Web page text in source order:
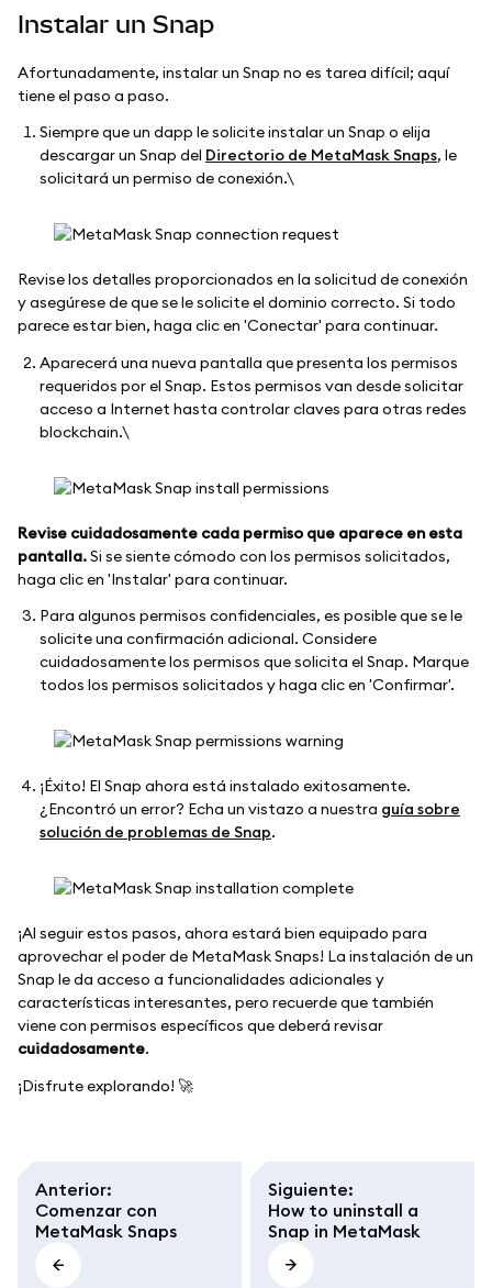
Instalar un Snap
Afortunadamente, instalar un Snap no es tarea difícil; aquí
tiene el paso a paso.
Siempre que un dapp le solicite instalar un Snap o elija
descargar un Snap del Directorio de MetaMask Snaps, le
solicitará un permiso de conexión.\
Revise los detalles proporcionados en la solicitud de conexión
y asegúrese de que se le solicite el dominio correcto. Si todo
parece estar bien, haga clic en 'Conectar' para continuar.
Aparecerá una nueva pantalla que presenta los permisos
requeridos por el Snap. Estos permisos van desde solicitar
acceso a Internet hasta controlar claves para otras redes
blockchain.\
Revise cuidadosamente cada permiso que aparece en esta
pantalla.Si se siente cómodo con los permisos solicitados,
haga clic en 'Instalar' para continuar.
Para algunos permisos confidenciales, es posible que se le
solicite una confirmación adicional. Considere
cuidadosamente los permisos que solicita el Snap. Marque
todos los permisos solicitados y haga clic en 'Confirmar'.
¡Éxito! El Snap ahora está instalado exitosamente.
¿Encontró un error? Echa un vistazo a nuestra guía sobre
solución de problemas de Snap.
¡Al seguir estos pasos, ahora estará bien equipado para
aprovechar el poder de MetaMask Snaps! La instalación de un
Snap le da acceso a funcionalidades adicionales y
características interesantes, pero recuerde que también
viene con permisos específicos que deberá revisar
cuidadosamente.
¡Disfrute explorando! 🚀
Anterior:
Comenzar con
MetaMask Snaps
Siguiente:
How to uninstall a
Snap in MetaMask